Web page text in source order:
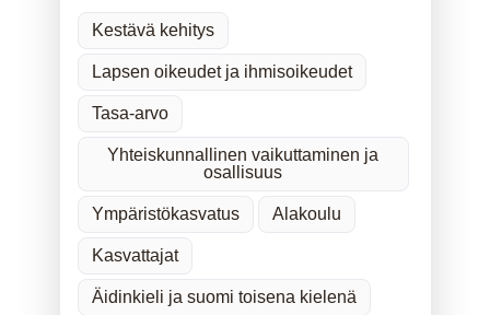
Kestävä kehitys
Lapsen oikeudet ja ihmisoikeudet
Tasa-arvo
Yhteiskunnallinen vaikuttaminen ja
osallisuus
Ympäristökasvatus Alakoulu
Kasvattajat
Äidinkieli ja suomi toisena kielenä